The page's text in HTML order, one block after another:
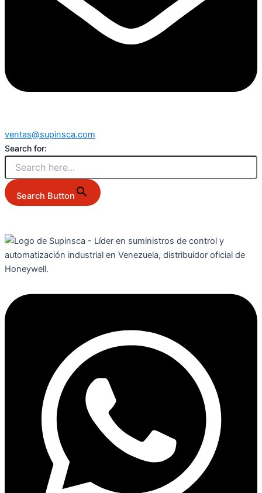
ventas@supinsca.com
Search for:
Search Button